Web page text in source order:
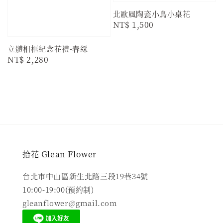
立體相框紀念花禮-春綵
Regular
NT$ 2,280
北歐風陶瓷小鳥小桌花
Regular
NT$ 1,500
拾花 Glean Flower
台北市中山區新生北路三段19巷34號
10:00-19:00(預約制)
gleanflower@gmail.com